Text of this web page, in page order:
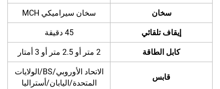
سخان سخان سيراميكي MCH
إيقاف تلقائي 45 دقيقة
كابل الطاقة 2 متر أو 2.5 متر أو 3 أمتار
قابس
الاتحاد الأوروبي/BS/الولايات
المتحدة/اليابان/أستراليا